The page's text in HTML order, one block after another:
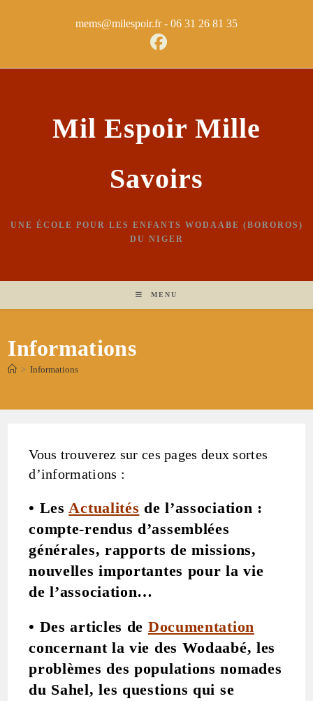
mems@milespoir.fr - ‭06 31 26 81 35
Mil Espoir Mille
Savoirs
UNE ÉCOLE POUR LES ENFANTS WODAABE (BOROROS)
DU NIGER
MENU
Informations
> Informations
Vous trouverez sur ces pages deux sortes
d’informations :
• LesActualités de l’association :
compte-rendus d’assemblées
générales, rapports de missions,
nouvelles importantes pour la vie
de l’association…
• Des articles de Documentation
concernant la vie des Wodaabé, les
problèmes des populations nomades
du Sahel, les questions qui se